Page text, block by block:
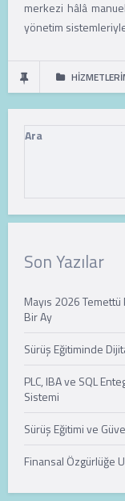
merkezi hâlâ
yönetim
Ara
Son Yazılar
Mayıs 2026
Bir Ay
Sürüş Eğitiminde
PLC, IBA ve SQL
Sistemi
Sürüş Eğitimi ve
Finansal Özgürlüğe